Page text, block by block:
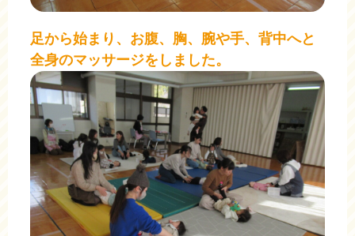
足から始まり、お腹、胸、腕や手、背中へと
全身のマッサージをしました。